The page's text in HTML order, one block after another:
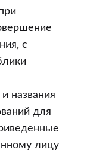
с
названия
для
лицу